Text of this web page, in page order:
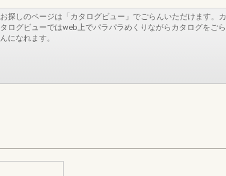
お探しのページは「カタログビュー」でごらんいただけます。カ
タログビューではweb上でパラパラめくりながらカタログをごら
んになれます。